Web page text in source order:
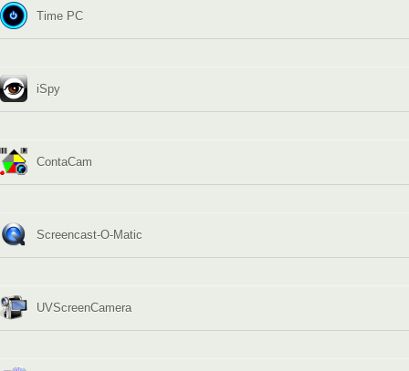
Time PC
iSpy
ContaCam
Screencast-O-Matic
UVScreenCamera